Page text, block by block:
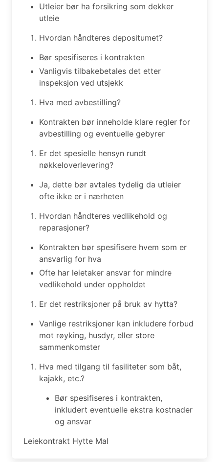
Utleier bør ha forsikring som dekker
utleie
Hvordan håndteres depositumet?
Bør spesifiseres i kontrakten
Vanligvis tilbakebetales det etter
inspeksjon ved utsjekk
Hva med avbestilling?
Kontrakten bør inneholde klare regler for
avbestilling og eventuelle gebyrer
Er det spesielle hensyn rundt
nøkkeloverlevering?
Ja, dette bør avtales tydelig da utleier
ofte ikke er i nærheten
Hvordan håndteres vedlikehold og
reparasjoner?
Kontrakten bør spesifisere hvem som er
ansvarlig for hva
Ofte har leietaker ansvar for mindre
vedlikehold under oppholdet
Er det restriksjoner på bruk av hytta?
Vanlige restriksjoner kan inkludere forbud
mot røyking, husdyr, eller store
sammenkomster
Hva med tilgang til fasiliteter som båt,
kajakk, etc.?
Bør spesifiseres i kontrakten,
inkludert eventuelle ekstra kostnader
og ansvar
Leiekontrakt Hytte Mal